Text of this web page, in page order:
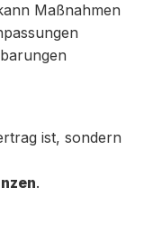
Maßnahmen
ist, sondern
.